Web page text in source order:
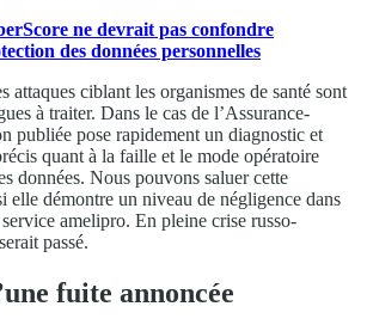
ne devrait pas confondre
des données personnelles
attaques ciblant les organismes de santé sont
à traiter. Dans le cas de l’Assurance-
publiée pose rapidement un diagnostic et
quant à la faille et le mode opératoire
données. Nous pouvons saluer cette
elle démontre un niveau de négligence dans
amelipro. En pleine crise russo-
passé.
fuite annoncée